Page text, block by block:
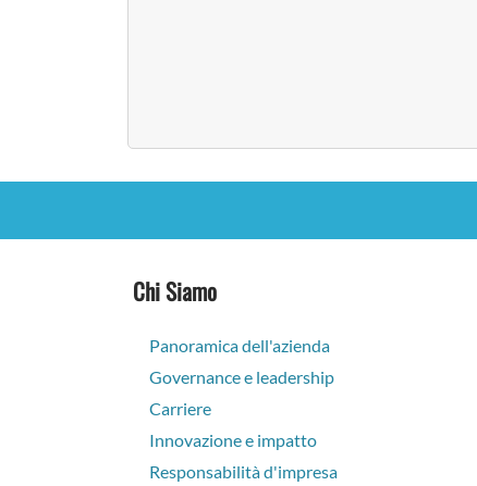
Chi Siamo
Panoramica dell'azienda
Governance e leadership
Carriere
Innovazione e impatto
Responsabilità d'impresa